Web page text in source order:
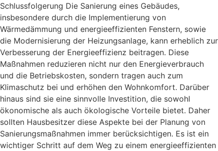
Schlussfolgerung Die Sanierung eines Gebäudes,
insbesondere durch die Implementierung von
Wärmedämmung und energieeffizienten Fenstern, sowie
die Modernisierung der Heizungsanlage, kann erheblich zur
Verbesserung der Energieeffizienz beitragen. Diese
Maßnahmen reduzieren nicht nur den Energieverbrauch
und die Betriebskosten, sondern tragen auch zum
Klimaschutz bei und erhöhen den Wohnkomfort. Darüber
hinaus sind sie eine sinnvolle Investition, die sowohl
ökonomische als auch ökologische Vorteile bietet. Daher
sollten Hausbesitzer diese Aspekte bei der Planung von
Sanierungsmaßnahmen immer berücksichtigen. Es ist ein
wichtiger Schritt auf dem Weg zu einem energieeffizienten